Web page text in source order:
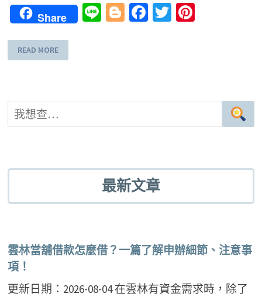
Share LineBlogger
Facebook
Twitter
READ MORE
最新文章
雲林當舖借款怎麼借？一篇了解申辦細節、注意事
項！
更新日期：2026-08-04 在雲林有資金需求時，除了